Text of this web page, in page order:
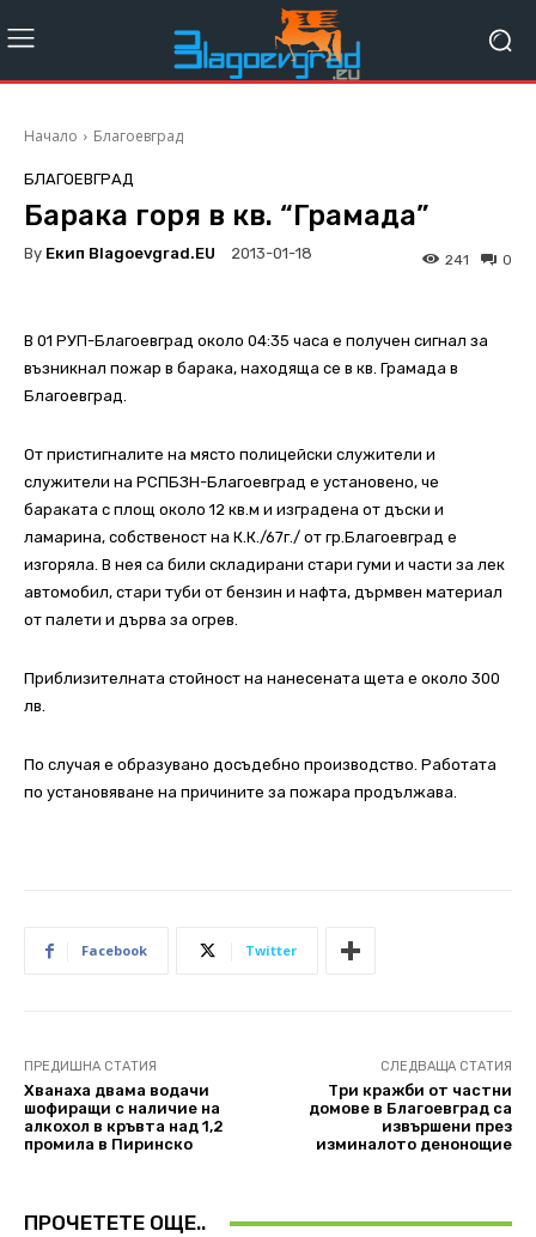
Начало Благоевград
БЛАГОЕВГРАД
Барака горя в кв. “Грамада”
By Екип Blagoevgrad.EU 2013-01-18 0
241
В 01 РУП-Благоевград около 04:35 часа е получен сигнал за
възникнал пожар в барака, находяща се в кв. Грамада в
Благоевград.
От пристигналите на място полицейски служители и
служители на РСПБЗН-Благоевград е установено, че
бараката с площ около 12 кв.м и изградена от дъски и
ламарина, собственост на К.К./67г./ от гр.Благоевград е
изгоряла. В нея са били складирани стари гуми и части за лек
автомобил, стари туби от бензин и нафта, дърмвен материал
от палети и дърва за огрев.
Приблизителната стойност на нанесената щета е около 300
лв.
По случая е образувано досъдебно производство. Работата
по установяване на причините за пожара продължава.
Facebook Twitter
ПРЕДИШНА СТАТИЯ
Хванаха двама водачи
шофиращи с наличие на
алкохол в кръвта над 1,2
промила в Пиринско
СЛЕДВАЩА СТАТИЯ
Три кражби от частни
домове в Благоевград са
извършени през
изминалото денонощие
ПРОЧЕТЕТЕ ОЩЕ..